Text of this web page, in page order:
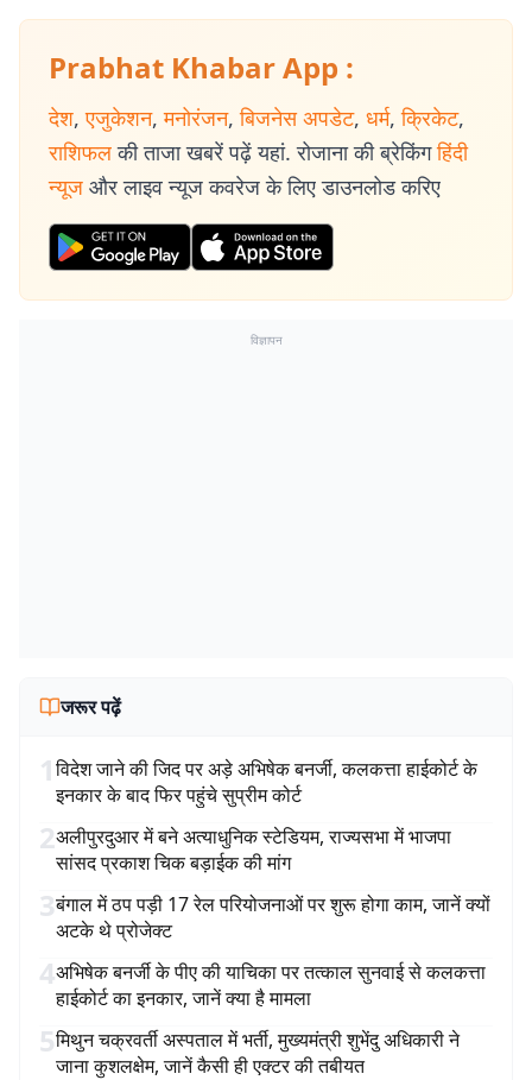
Prabhat Khabar App :
देश, एजुकेशन, मनोरंजन, बिजनेस अपडेट, धर्म, क्रिकेट,
राशिफल की ताजा खबरें पढ़ें यहां. रोजाना की ब्रेकिंग हिंदी
न्यूज और लाइव न्यूज कवरेज के लिए डाउनलोड करिए
विज्ञापन
जरूर पढ़ें
1विदेश जाने की जिद पर अड़े अभिषेक बनर्जी, कलकत्ता हाईकोर्ट के
इनकार के बाद फिर पहुंचे सुप्रीम कोर्ट
2अलीपुरदुआर में बने अत्याधुनिक स्टेडियम, राज्यसभा में भाजपा
सांसद प्रकाश चिक बड़ाईक की मांग
3बंगाल में ठप पड़ी 17 रेल परियोजनाओं पर शुरू होगा काम, जानें क्यों
अटके थे प्रोजेक्ट
4अभिषेक बनर्जी के पीए की याचिका पर तत्काल सुनवाई से कलकत्ता
हाईकोर्ट का इनकार, जानें क्या है मामला
5मिथुन चक्रवर्ती अस्पताल में भर्ती, मुख्यमंत्री शुभेंदु अधिकारी ने
जाना कुशलक्षेम, जानें कैसी ही एक्टर की तबीयत